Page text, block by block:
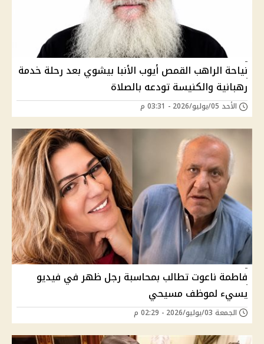
نياحة الراهب القمص أيوب الأنبا بيشوي بعد رحلة خدمة
رهبانية والكنيسة تودعه بالصلاة
الأحد 05/يوليو/2026 - 03:31 م
فاطمة ناعوت تطالب بمحاسبة رجل ظهر في فيديو
يسيء لموظف مسيحي
الجمعة 03/يوليو/2026 - 02:29 م